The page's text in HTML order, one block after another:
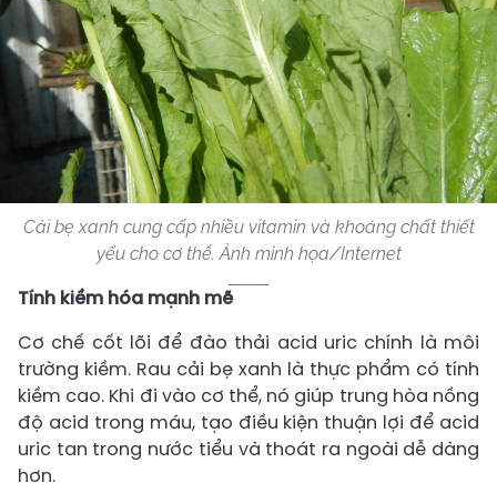
Cải bẹ xanh cung cấp nhiều vitamin và khoáng chất thiết
yếu cho cơ thể. Ảnh minh họa/Internet
Tính kiềm hóa mạnh mẽ
Cơ chế cốt lõi để đào thải acid uric chính là môi
trường kiềm. Rau cải bẹ xanh là thực phẩm có tính
kiềm cao. Khi đi vào cơ thể, nó giúp trung hòa nồng
độ acid trong máu, tạo điều kiện thuận lợi để acid
uric tan trong nước tiểu và thoát ra ngoài dễ dàng
hơn.